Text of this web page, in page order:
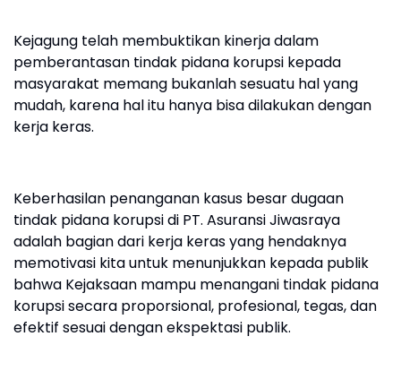
Kejagung telah membuktikan kinerja dalam
pemberantasan tindak pidana korupsi kepada
masyarakat memang bukanlah sesuatu hal yang
mudah, karena hal itu hanya bisa dilakukan dengan
kerja keras.
Keberhasilan penanganan kasus besar dugaan
tindak pidana korupsi di PT. Asuransi Jiwasraya
adalah bagian dari kerja keras yang hendaknya
memotivasi kita untuk menunjukkan kepada publik
bahwa Kejaksaan mampu menangani tindak pidana
korupsi secara proporsional, profesional, tegas, dan
efektif sesuai dengan ekspektasi publik.